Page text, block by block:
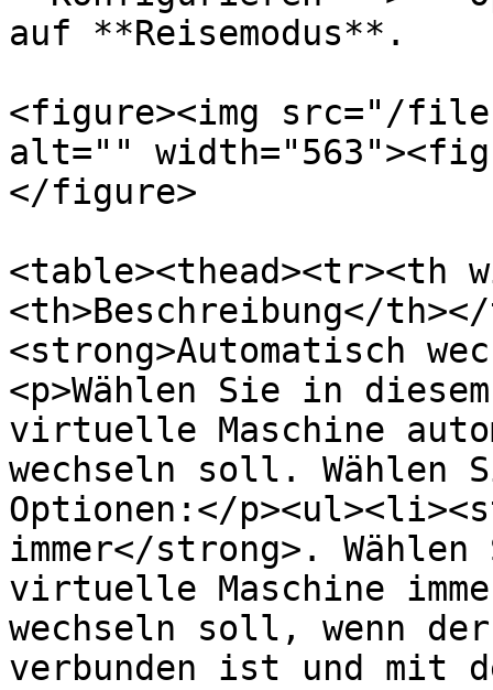
auf **Reisemodus**.
<figure><img src="/files/
alt=""
</figure>
<table><thead><tr><th
<th>Beschreibung</
<strong>Automatisch
<p>Wählen Sie in
virtuelle Maschine
wechseln soll. Wählen
Optionen:</
immer</strong>.
virtuelle Maschine
wechseln soll, wenn
verbunden ist und mit